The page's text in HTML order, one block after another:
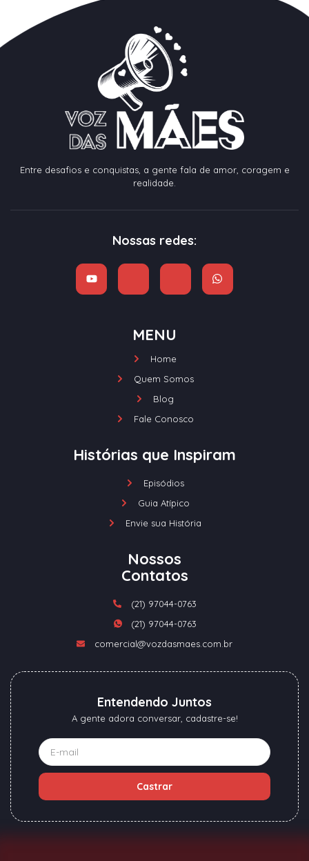
Entre desafios e conquistas, a gente fala de amor, coragem e
realidade.
Nossas redes:
MENU
Home
Quem Somos
Blog
Fale Conosco
Histórias que Inspiram
Episódios
Guia Atípico
Envie sua História
Nossos
Contatos
(21) 97044-0763
(21) 97044-0763
comercial@vozdasmaes.com.br
Entendendo Juntos
A gente adora conversar, cadastre-se!
Castrar